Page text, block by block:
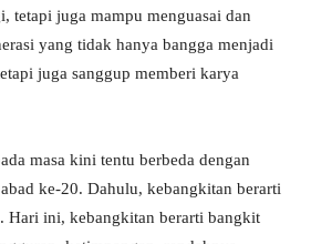
tetapi juga mampu menguasai dan
yang tidak hanya bangga menjadi
juga sanggup memberi karya
masa kini tentu berbeda dengan
ke-20. Dahulu, kebangkitan berarti
Hari ini, kebangkitan berarti bangkit